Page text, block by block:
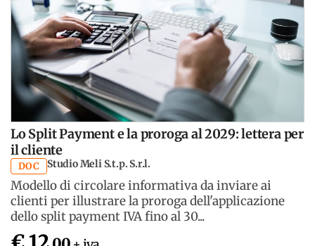
Lo Split Payment e la proroga al 2029: lettera per
il cliente
DOC Studio Meli S.t.p. S.r.l.
Modello di circolare informativa da inviare ai
clienti per illustrare la proroga dell'applicazione
dello split payment IVA fino al 30...